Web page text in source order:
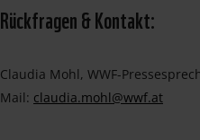
Rückfragen & Kontakt:
Claudia Mohl, WWF-
Mail: claudia.mohl@wwf.at